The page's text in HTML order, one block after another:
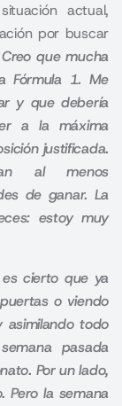
actual,
por buscar
que mucha
Fórmula 1. Me
y que debería
a la máxima
justificada.
al menos
de ganar. La
estoy muy
cierto que ya
o viendo
asimilando todo
pasada
Por un lado,
Pero la semana